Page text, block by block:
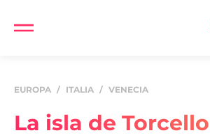
EUROPA / ITALIA / VENECIA
La isla de Torcello